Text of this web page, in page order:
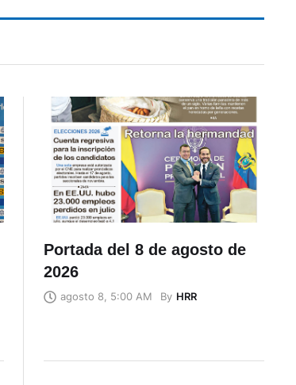
Portada del 8 de agosto de
2026
agosto 8, 5:00 AM By HRR